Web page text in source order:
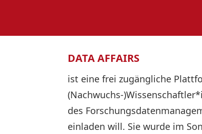
DATA AFFAIRS
ist eine frei zugängliche
(Nachwuchs-
des
einladen will. Sie wurde im